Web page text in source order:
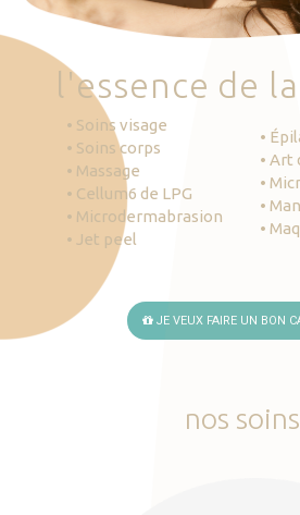
'essence de la
• Soins visage
• Soins corps
• Massage
• Cellum6 de LPG
• Microdermabrasion
• Jet peel
•
• Art
•
•
•
JE VEUX FAIRE UN BON
nos soins